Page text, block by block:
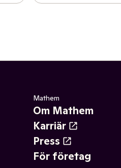
Mathem
Om Mathem
Karriär
Press
För företag